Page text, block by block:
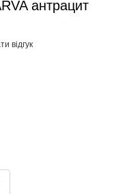
антрацит
відгук